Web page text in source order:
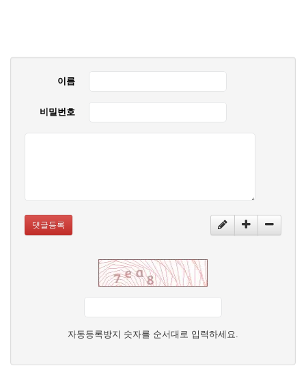
이름
비밀번호
댓글등록
자동등록방지 숫자를 순서대로 입력하세요.